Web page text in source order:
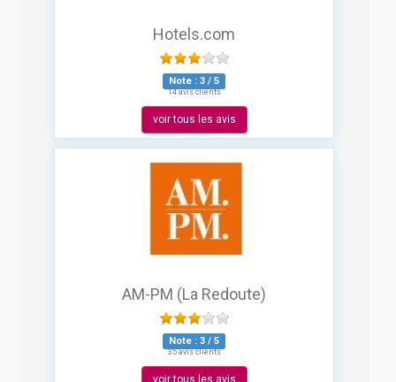
Hotels.com
Note : 3 / 5
14 avis clients
voir tous les avis
AM-PM (La Redoute)
Note : 3 / 5
35 avis clients
voir tous les avis